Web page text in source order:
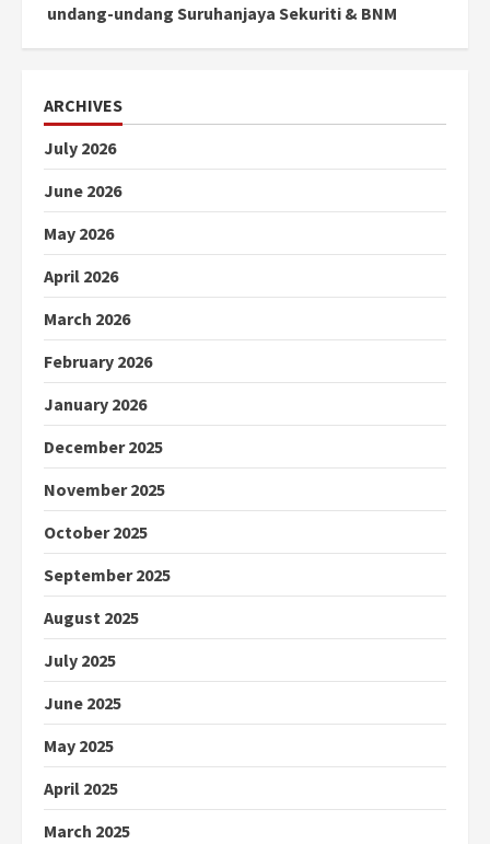
undang-undang Suruhanjaya Sekuriti & BNM
ARCHIVES
July 2026
June 2026
May 2026
April 2026
March 2026
February 2026
January 2026
December 2025
November 2025
October 2025
September 2025
August 2025
July 2025
June 2025
May 2025
April 2025
March 2025